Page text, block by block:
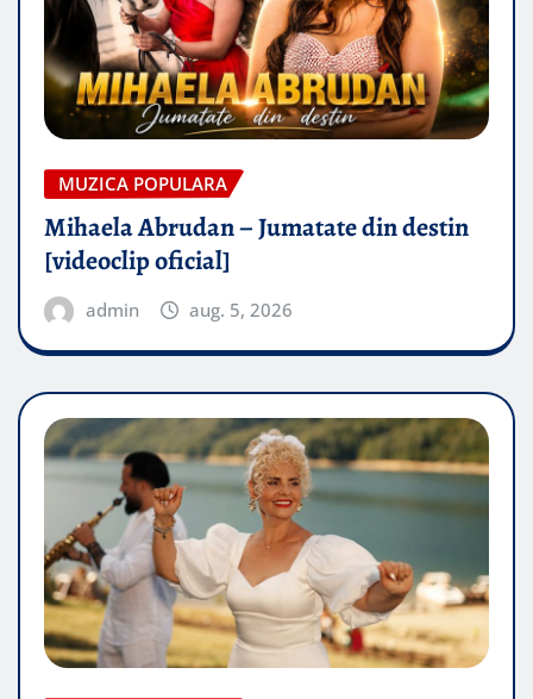
MUZICA POPULARA
Mihaela Abrudan – Jumatate din destin
[videoclip oficial]
admin aug. 5, 2026